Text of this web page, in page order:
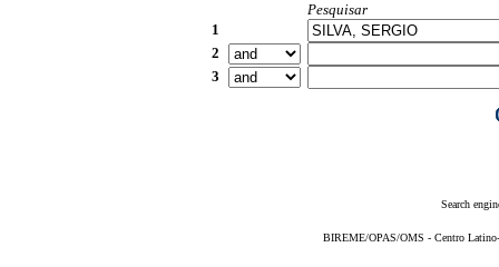
Pesquisar
1
2
3
Search
BIREME/OPAS/OMS - Centro Latino-